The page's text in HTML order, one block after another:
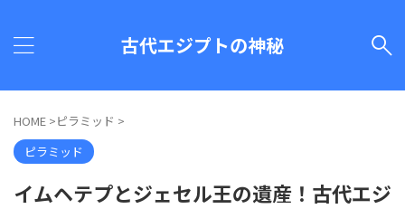
古代エジプトの神秘
HOME >ピラミッド >
ピラミッド
イムヘテプとジェセル王の遺産！古代エジ